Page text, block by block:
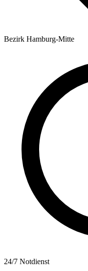
Bezirk Hamburg-Mitte
24/7 Notdienst